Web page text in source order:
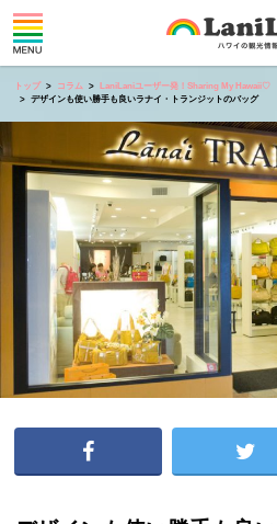
トップ コラム
LaniLaniユーザー発！Sharing My Hawaii♡
デザインも使い勝手も良いラナイ・トランジットのバッグ